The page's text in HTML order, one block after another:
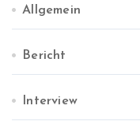
Allgemein
Bericht
Interview